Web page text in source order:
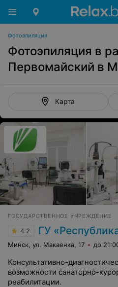
Фотоэпиляция
Фотоэпиляция в
Первомайский в
Карта
ГОСУДАРСТВЕННОЕ УЧРЕЖДЕНИЕ
4.2 ГУ «Республиканский научно-практический
Минск, ул. Макаенка, 17 до
Консультативно-
возможности санаторно-
реабилитации.